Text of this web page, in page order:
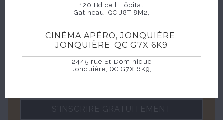
S'INSCRIRE GRATUITEMENT
120 Bd de l'Hôpital
Gatineau, QC J8T 8M2,
CINÉMA APÉRO, JONQUIÈRE
JONQUIÈRE, QC G7X 6K9
2445 rue St-Dominique
Jonquière, QC G7X 6K9,